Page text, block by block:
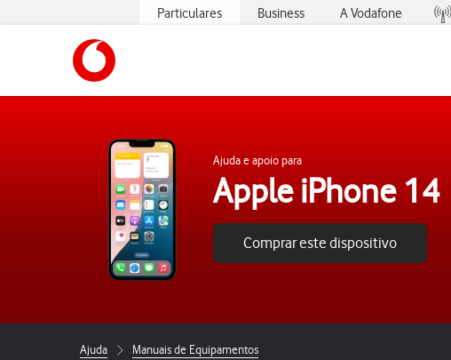
Particulares Business A Vodafone
Ajuda e apoio para
Apple iPhone 14
Comprar este dispositivo
Ajuda Manuais de Equipamentos